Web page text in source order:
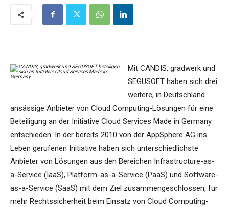
Mit CANDIS, gradwerk und
SEGUSOFT haben sich drei
weitere, in Deutschland
ansässige Anbieter von Cloud Computing-Lösungen für eine
Beteiligung an der Initiative Cloud Services Made in Germany
entschieden. In der bereits 2010 von der AppSphere AG ins
Leben gerufenen Initiative haben sich unterschiedlichste
Anbieter von Lösungen aus den Bereichen Infrastructure-as-
a-Service (IaaS), Platform-as-a-Service (PaaS) und Software-
as-a-Service (SaaS) mit dem Ziel zusammengeschlossen, für
mehr Rechtssicherheit beim Einsatz von Cloud Computing-